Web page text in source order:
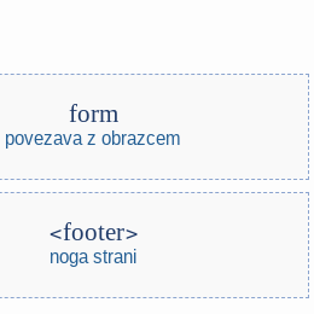
form
povezava z obrazcem
footer
noga strani